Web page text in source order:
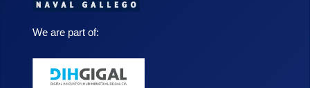
We are part of: